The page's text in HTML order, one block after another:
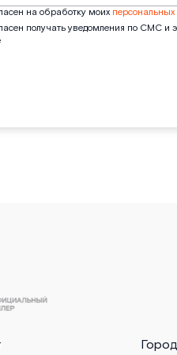
на обработку моих
получать уведомления по СМС и